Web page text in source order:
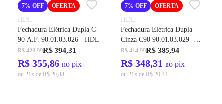
7% OFF OFERTA
HDL
Fechadura Elétrica Dupla C-
90 A.F. 90.01.03.026 - HDL
R$ 423,99R$ 394,31
R$ 355,86 no pix
ou 21x de R$ 20,88
7% OFF OFERTA
HDL
Fechadura Elétrica Dupla
Cinza C90 90.01.03.029 -
HDL
R$ 414,99R$ 385,94
R$ 348,31 no pix
ou 21x de R$ 20,44